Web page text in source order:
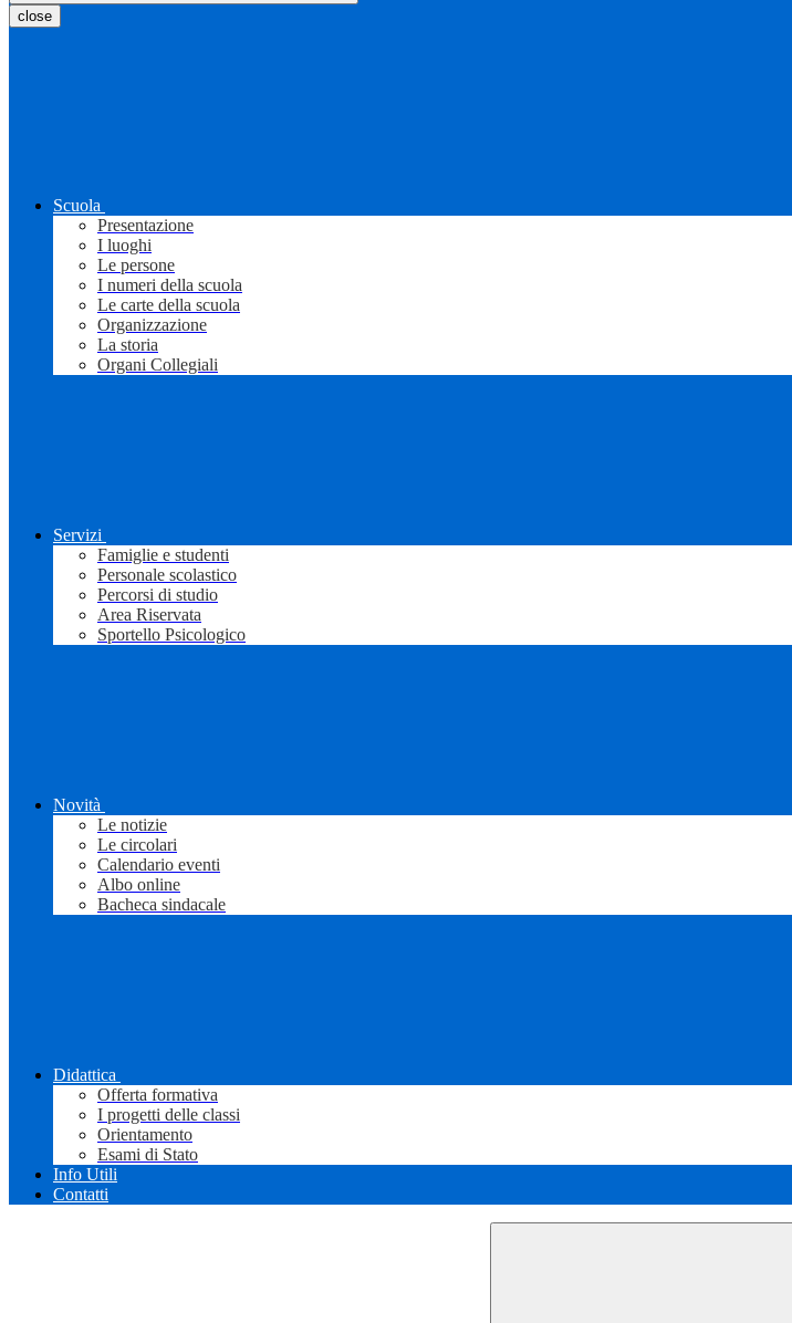
close
Scuola
Presentazione
I luoghi
Le persone
I numeri della scuola
Le carte della scuola
Organizzazione
La storia
Organi Collegiali
Servizi
Famiglie e studenti
Personale scolastico
Percorsi di studio
Area Riservata
Sportello Psicologico
Novità
Le notizie
Le circolari
Calendario eventi
Albo online
Bacheca sindacale
Didattica
Offerta formativa
I progetti delle classi
Orientamento
Esami di Stato
Info Utili
Contatti